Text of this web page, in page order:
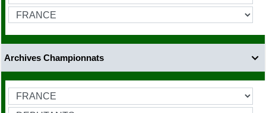

Archives Championnats